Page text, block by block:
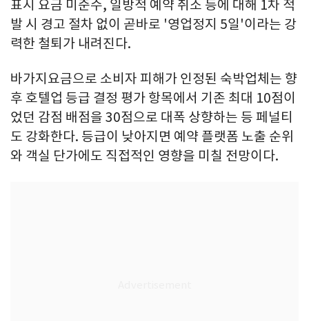
표시 요금 미준수, 일방적 예약 취소 등에 대해 1차 적
발 시 경고 절차 없이 곧바로 '영업정지 5일'이라는 강
력한 철퇴가 내려진다.
바가지요금으로 소비자 피해가 인정된 숙박업체는 향
후 호텔업 등급 결정 평가 항목에서 기존 최대 10점이
었던 감점 배점을 30점으로 대폭 상향하는 등 페널티
도 강화한다. 등급이 낮아지면 예약 플랫폼 노출 순위
와 객실 단가에도 직접적인 영향을 미칠 전망이다.